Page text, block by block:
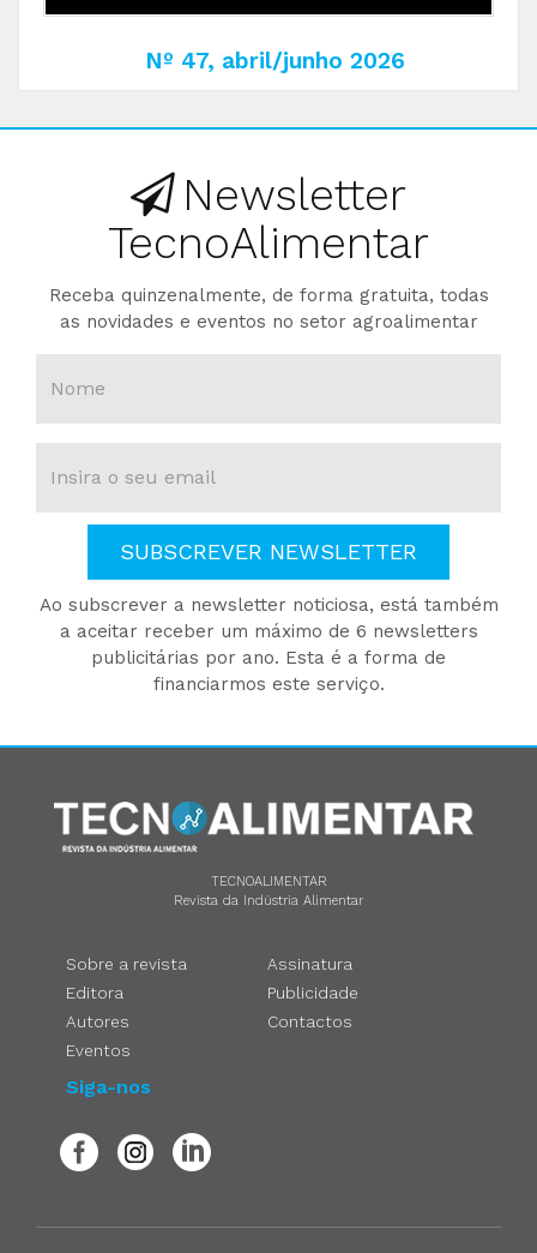
Nº 47, abril/junho 2026
Newsletter
TecnoAlimentar
Receba quinzenalmente, de forma gratuita, todas
as novidades e eventos no setor agroalimentar
SUBSCREVER NEWSLETTER
Ao subscrever a newsletter noticiosa, está também
a aceitar receber um máximo de 6 newsletters
publicitárias por ano. Esta é a forma de
financiarmos este serviço.
TECNOALIMENTAR
Revista da Indústria Alimentar
Sobre a revista
Editora
Autores
Eventos
Assinatura
Publicidade
Contactos
Siga-nos